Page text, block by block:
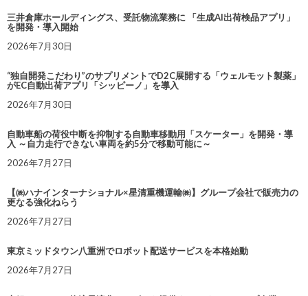
三井倉庫ホールディングス、受託物流業務に 「生成AI出荷検品アプリ」
を開発・導入開始
2026年7月30日
“独自開発こだわり”のサプリメントでD2C展開する「ウェルモット製薬」
がEC自動出荷アプリ「シッピーノ」を導入
2026年7月30日
自動車船の荷役中断を抑制する自動車移動用「スケーター」を開発・導
入 ～自力走行できない車両を約5分で移動可能に～
2026年7月27日
【㈱ハナインターナショナル×星清重機運輸㈱】グループ会社で販売力の
更なる強化ねらう
2026年7月27日
東京ミッドタウン八重洲でロボット配送サービスを本格始動
2026年7月27日